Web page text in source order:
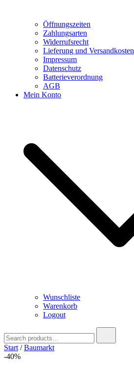
Öffnungszeiten
Zahlungsarten
Widerrufsrecht
Lieferung und Versandkosten
Impressum
Datenschutz
Batterieverordnung
AGB
Mein Konto
Wunschliste
Warenkorb
Logout
for:
Start /Baumarkt
-40%